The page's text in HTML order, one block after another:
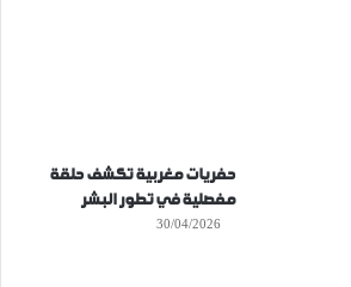
حفريات مغربية تكشف حلقة
مفصلية في تطور البشر
30/04/2026